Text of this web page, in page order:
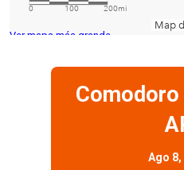
Ver mapa más grande
Comodoro
Ago 8,